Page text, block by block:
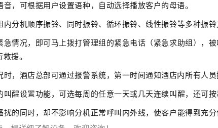
音，可根据用户设置语种，自动选择播放客户的母语。
内分机顺序振铃、同时振铃、循环振铃、线性振铃等多种振铃
急情况，即可马上拨打管理组的紧急电话（紧急求助组），
援。
时，酒店总部可通过报警系统，第一时间通知酒店内所有人员
叫醒设置功能，可选每周的任意一天或几天连续叫醒，还可按
扰的同时，却不影响分机正常呼叫内外线，使客户能得到充分